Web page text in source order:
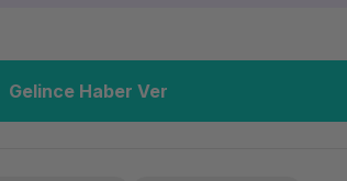
Gelince Haber Ver